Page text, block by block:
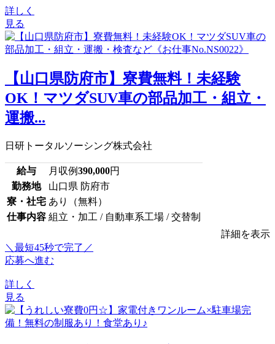
詳しく
見る
【山口県防府市】寮費無料！未経験
OK！マツダSUV車の部品加工・組立・
運搬...
日研トータルソーシング株式会社
給与 月収例390,000円
勤務地
山口県 防府市
寮・社宅 あり（無料）
仕事内容 組立・加工 / 自動車系工場 / 交替制
詳細を表示
＼最短45秒で完了／
応募へ進む
詳しく
見る